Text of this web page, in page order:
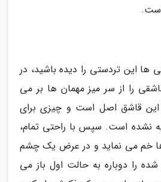
ها این تردستی را دیده باشید، در
را از سر میز مهمان ها بر می
این قاشق اصل است و چیزی برای
نشده است. سپس با راحتی تمام،
خم می نماید و در عرض یک چشم
را دوباره به حالت اول باز می